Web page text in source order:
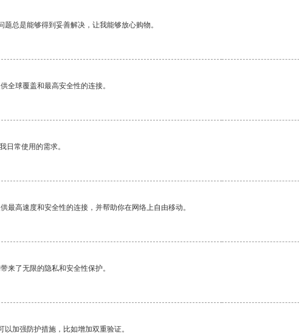
总是能够得到妥善解决，让我能够放心购物。
全球覆盖和最高安全性的连接。
日常使用的需求。
最高速度和安全性的连接，并帮助你在网络上自由移动。
来了无限的隐私和安全性保护。
加强防护措施，比如增加双重验证。